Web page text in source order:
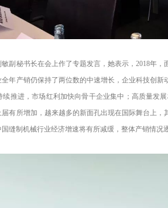
副秘书长在会上作了专题发言，她表示，2018年，
年产销仍保持了两位数的中速增长，企业科技创
推进，市场红利加快向骨干企业集中；高质量发
有所增加，越来越多的新面孔出现在国际舞台上
国缝制机械行业经济增速将有所减缓，整体产销情况